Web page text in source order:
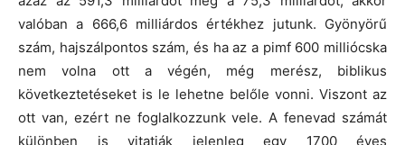
valóban a 666,6 milliárdos értékhez jutunk. Gyönyörű
szám, hajszálpontos szám, és ha az a pimf 600 milliócska
nem volna ott a végén, még merész, biblikus
következtetéseket is le lehetne belőle vonni. Viszont az
ott van, ezért ne foglalkozzunk vele. A fenevad számát
különben is vitatják jelenleg egy 1700 éves